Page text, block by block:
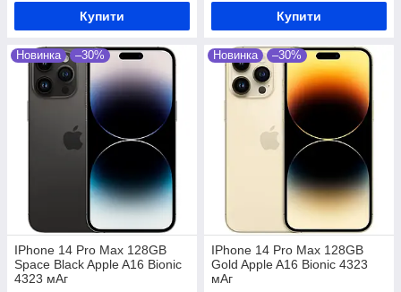
Купити Купити
Новинка –30%
IPhone 14 Pro Max 128GB
Space Black Apple A16 Bionic
4323 мАг
Новинка –30%
IPhone 14 Pro Max 128GB
Gold Apple A16 Bionic 4323
мАг